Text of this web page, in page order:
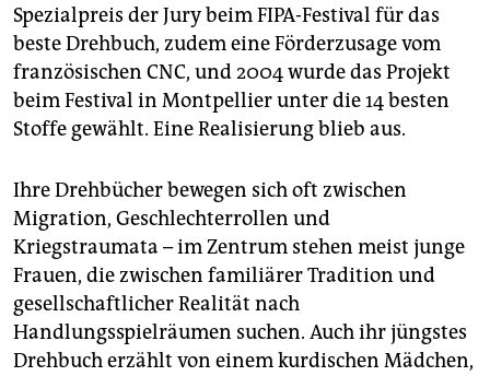
Spezialpreis der Jury beim FIPA-Festival für das
beste Drehbuch, zudem eine Förderzusage vom
französischen CNC, und 2004 wurde das Projekt
beim Festival in Montpellier unter die 14 besten
Stoffe gewählt. Eine Realisierung blieb aus.
Ihre Drehbücher bewegen sich oft zwischen
Migration, Geschlechterrollen und
Kriegstraumata – im Zentrum stehen meist junge
Frauen, die zwischen familiärer Tradition und
gesellschaftlicher Realität nach
Handlungsspielräumen suchen. Auch ihr jüngstes
Drehbuch erzählt von einem kurdischen Mädchen,